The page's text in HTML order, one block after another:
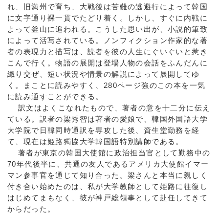
れ、旧満州で育ち、大戦後は苦難の逃避行によって韓国
に文字通り裸一貫でたどり着く。しかし、すぐに内戦に
よって釜山に追われる。こうした思い出が、小説的筆致
によって活写されている。ノンフィクション作家的な著
者の表現力と描写は、読者を彼の人生にぐいぐいと惹き
こんで行く。物語の展開は登場人物の会話をふんだんに
織り交ぜ、短い状況や情景の解説によって展開してゆ
く。まことに読みやすく、280ページ強のこの本を一気
に読み通すことができる。
訳文はよくこなれたもので、著者の意を十二分に伝え
ている。訳者の梁秀智は著者の愛娘で、韓国外国語大学
大学院で日韓同時通訳を専攻した後、資生堂勤務を経
て、現在は姫路獨協大学韓国語特別講師である。
著者が東京の韓国大使館に政治担当官として勤務中の
70年代後半に、共通の友人であるアメリカ大使館イマー
マン参事官を通じて知り合った。梁さんと本当に親しく
付き合い始めたのは、私が大学教師として姫路に往復し
はじめてまもなく、彼が神戸総領事として赴任してきて
からだった。